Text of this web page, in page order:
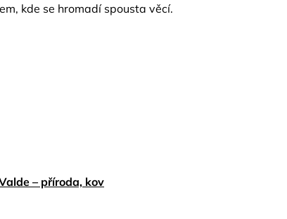
kde se hromadí spousta věcí.
– příroda, kov